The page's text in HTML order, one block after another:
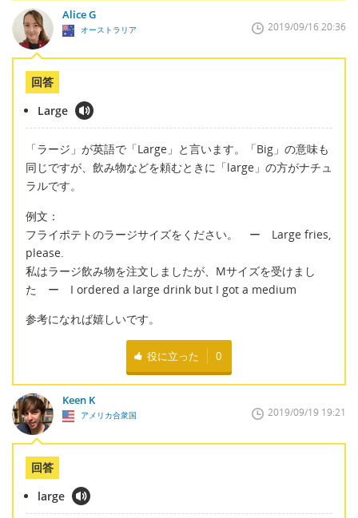
Alice G
オーストラリア 2019/09/16 20:36
回答
Large
「ラージ」が英語で「Large」と言います。「Big」の意味も
同じですが、飲み物などを頼むときに「large」の方がナチュ
ラルです。
例文：
フライポテトのラージサイズをください。 ー Large fries,
please.
私はラージ飲み物を注文しましたが、Mサイズを受けまし
た ー I ordered a large drink but I got a medium
参考になれば嬉しいです。
役に立った 0
Keen K
アメリカ合衆国 2019/09/19 19:21
回答
large